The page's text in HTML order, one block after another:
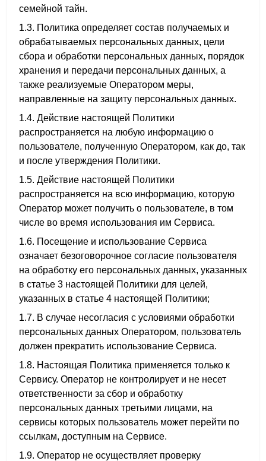
семейной тайн.
1.3. Политика определяет состав получаемых и
обрабатываемых персональных данных, цели
сбора и обработки персональных данных, порядок
хранения и передачи персональных данных, а
также реализуемые Оператором меры,
направленные на защиту персональных данных.
1.4. Действие настоящей Политики
распространяется на любую информацию о
пользователе, полученную Оператором, как до, так
и после утверждения Политики.
1.5. Действие настоящей Политики
распространяется на всю информацию, которую
Оператор может получить о пользователе, в том
числе во время использования им Сервиса.
1.6. Посещение и использование Сервиса
означает безоговорочное согласие пользователя
на обработку его персональных данных, указанных
в статье 3 настоящей Политики для целей,
указанных в статье 4 настоящей Политики;
1.7. В случае несогласия с условиями обработки
персональных данных Оператором, пользователь
должен прекратить использование Сервиса.
1.8. Настоящая Политика применяется только к
Сервису. Оператор не контролирует и не несет
ответственности за сбор и обработку
персональных данных третьими лицами, на
сервисы которых пользователь может перейти по
ссылкам, доступным на Сервисе.
1.9. Оператор не осуществляет проверку